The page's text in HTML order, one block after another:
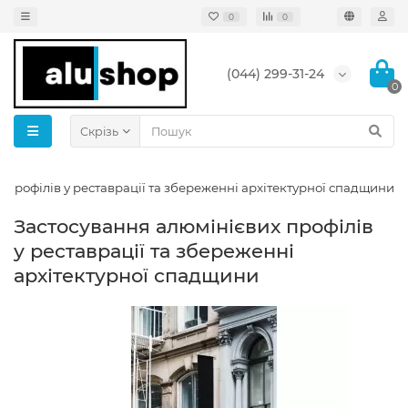
0 0
(044) 299-31-24
0
Скрізь
у реставрації та збереженні архітектурної спадщини
Застосування алюмінієвих профілів
у реставрації та збереженні
архітектурної спадщини